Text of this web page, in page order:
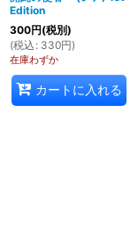
Edition
300円(税別)
(税込 : 330円)
在庫わずか
カートに入れる